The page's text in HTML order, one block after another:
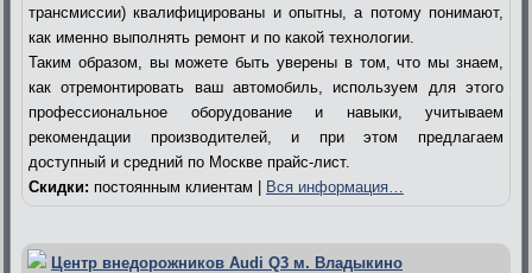
трансмиссии) квалифицированы и опытны, а потому понимают,
как именно выполнять ремонт и по какой технологии.
Таким образом, вы можете быть уверены в том, что мы знаем,
как отремонтировать ваш автомобиль, используем для этого
профессиональное оборудование и навыки, учитываем
рекомендации производителей, и при этом предлагаем
доступный и средний по Москве прайс-лист.
Скидки: постоянным клиентам | Вся информация…
Центр внедорожников Audi Q3 м. Владыкино